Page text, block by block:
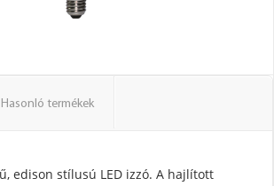
Hasonló termékek
edison stílusú LED izzó. A hajlított